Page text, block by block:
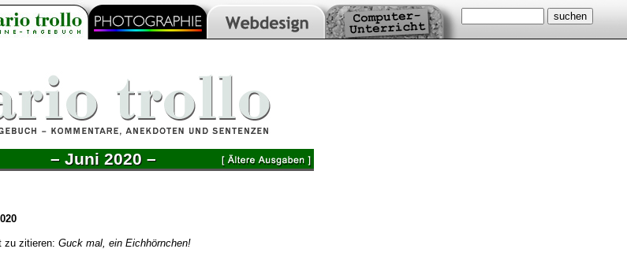
– Juni 2020 –
zu zitieren: Guck mal, ein Eichhörnchen!